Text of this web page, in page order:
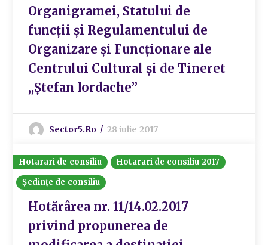
Organigramei, Statului de
funcții și Regulamentului de
Organizare și Funcționare ale
Centrului Cultural și de Tineret
,,Ștefan Iordache”
Sector5.ro 28 iulie 2017
Hotarari de consiliu
Hotarari de consiliu 2017
Ședințe de consiliu
Hotărârea nr. 11/14.02.2017
privind propunerea de